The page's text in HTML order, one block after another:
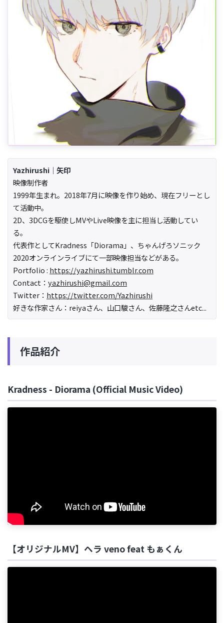
Yazhirushi｜矢印
映像制作者
1999年生まれ。2018年7月に映像を作り始め、現在フリーとし
て活動中。
2D、3DCGを駆使しMVやLive映像を主に担当し活動してい
る。
代表作としてKradness「Diorama」、ちゃんげろソニック
2020オンラインライブにて一部映像担当などがある。
Portfolio : https://yazhirushi.tumblr.com
Contact： yazhirushi@gmail.com
Twitter： https://twitter.com/Yazhirushi
好きな作家さん：reiyaさん、山口駿さん、佐藤隆之さんetc...
作品紹介
Kradness - Diorama (Official Music Video)
【オリジナルMV】ヘラ veno feat もぁくん